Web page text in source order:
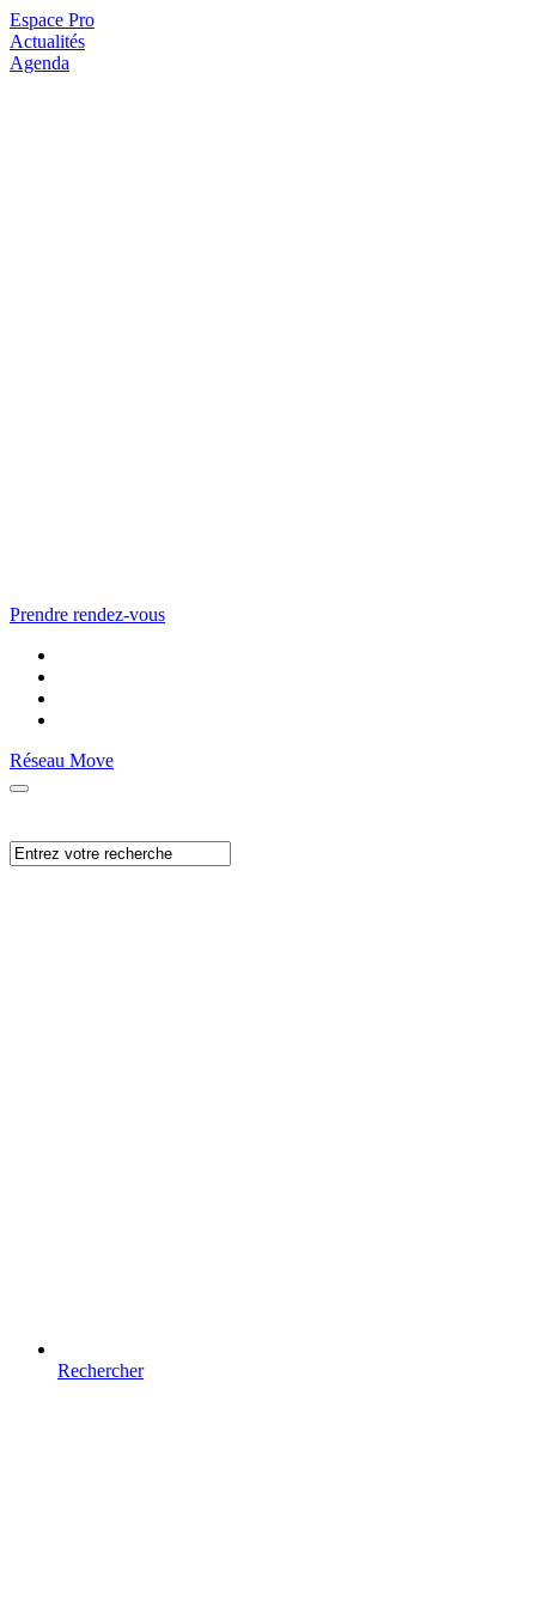
Espace Pro
Actualités
Agenda
Prendre rendez-vous
Réseau Move
Rechercher